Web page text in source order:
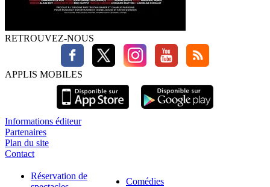
RETROUVEZ-NOUS
APPLIS MOBILES
Informations éditeur
Partenaires
Plan du site
Contact
Réservation de
Comédies